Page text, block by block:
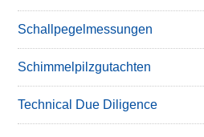
Schallpegelmessungen
Schimmelpilzgutachten
Technical Due Diligence